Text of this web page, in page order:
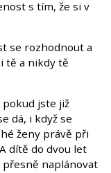
s tím, že si v
se rozhodnout a
tě a nikdy tě
pokud jste již
dá, i když se
ženy právě při
dítě do dvou let
naplánovat